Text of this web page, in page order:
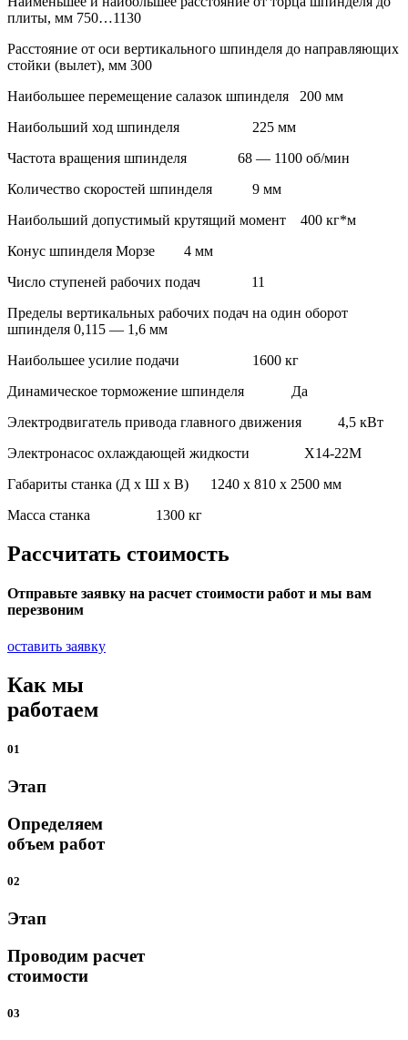
плиты, мм 750…1130
Расстояние от оси вертикального шпинделя до направляющих
стойки (вылет), мм 300
Наибольшее перемещение салазок шпинделя 200 мм
Наибольший ход шпинделя 225 мм
Частота вращения шпинделя 68 — 1100 об/мин
Количество скоростей шпинделя 9 мм
Наибольший допустимый крутящий момент 400 кг*м
Конус шпинделя Морзе 4 мм
Число ступеней рабочих подач 11
Пределы вертикальных рабочих подач на один оборот
шпинделя 0,115 — 1,6 мм
Наибольшее усилие подачи 1600 кг
Динамическое торможение шпинделя Да
Электродвигатель привода главного движения 4,5 кВт
Электронасос охлаждающей жидкости Х14-22М
Габариты станка (Д х Ш х В) 1240 х 810 х 2500 мм
Масса станка 1300 кг
Рассчитать стоимость
Отправьте заявку на расчет стоимости работ и мы вам
перезвоним
оставить заявку
Как мы
работаем
01
Этап
Определяем
объем работ
02
Этап
Проводим расчет
стоимости
03